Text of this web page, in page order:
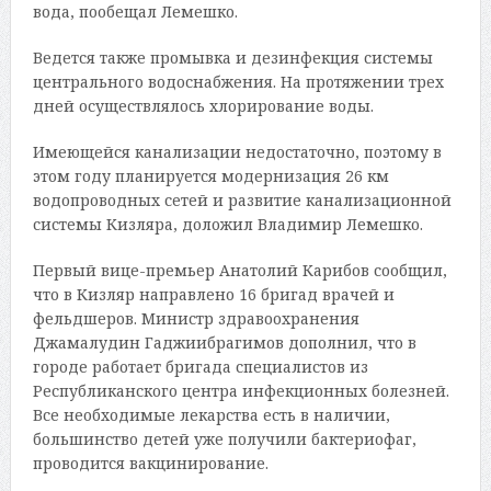
вода, пообещал Лемешко.
Ведется также промывка и дезинфекция системы
центрального водоснабжения. На протяжении трех
дней осуществлялось хлорирование воды.
Имеющейся канализации недостаточно, поэтому в
этом году планируется модернизация 26 км
водопроводных сетей и развитие канализационной
системы Кизляра, доложил Владимир Лемешко.
Первый вице-премьер Анатолий Карибов сообщил,
что в Кизляр направлено 16 бригад врачей и
фельдшеров. Министр здравоохранения
Джамалудин Гаджиибрагимов дополнил, что в
городе работает бригада специалистов из
Республиканского центра инфекционных болезней.
Все необходимые лекарства есть в наличии,
большинство детей уже получили бактериофаг,
проводится вакцинирование.